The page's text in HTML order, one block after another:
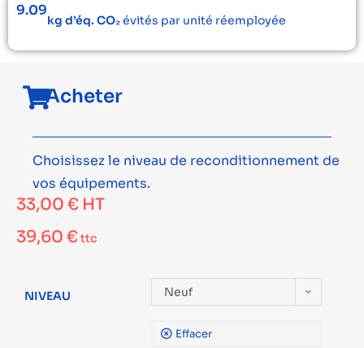
9.09
kg d’éq. CO₂évités par unité réemployée
Acheter
Choisissez le niveau de reconditionnement de
vos équipements.
33,00 € HT
39,60 €ttc
NIVEAU Neuf
Effacer